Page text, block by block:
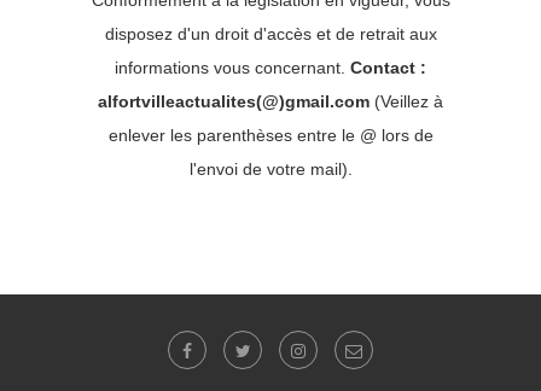
disposez d'un droit d'accès et de retrait aux
informations vous concernant. Contact :
alfortvilleactualites(@)gmail.com (Veillez à
enlever les parenthèses entre le @ lors de
l'envoi de votre mail).